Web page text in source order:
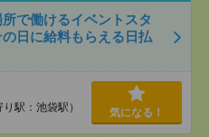
で働けるイベントスタ
日に給料もらえる日払
駅：池袋駅） 気になる！